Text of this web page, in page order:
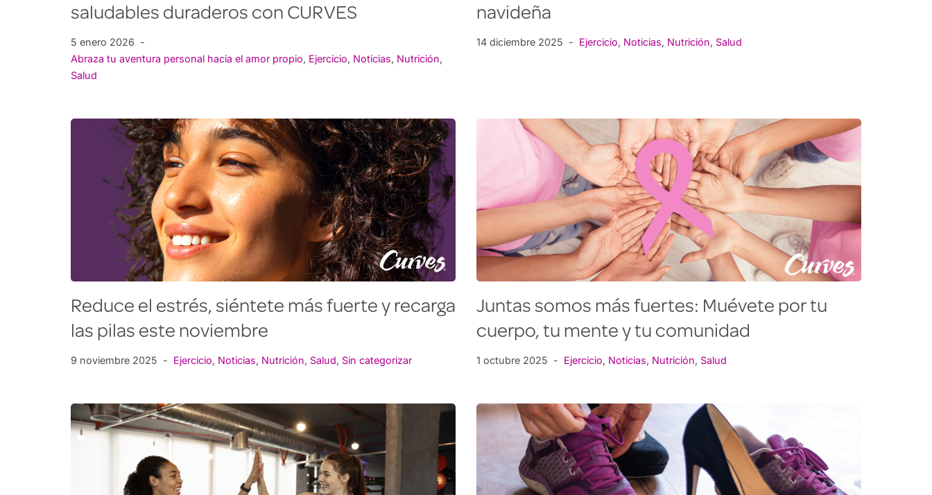
saludables duraderos con CURVES
5 enero 2026
Abraza tu aventura personal hacia el amor propio, Ejercicio, Noticias, Nutrición,
Salud
navideña
14 diciembre 2025 Ejercicio, Noticias, Nutrición, Salud
Reduce el estrés, siéntete más fuerte y recarga
las pilas este noviembre
9 noviembre 2025 Ejercicio, Noticias, Nutrición, Salud, Sin categorizar
Juntas somos más fuertes: Muévete por tu
cuerpo, tu mente y tu comunidad
1 octubre 2025 Ejercicio, Noticias, Nutrición, Salud